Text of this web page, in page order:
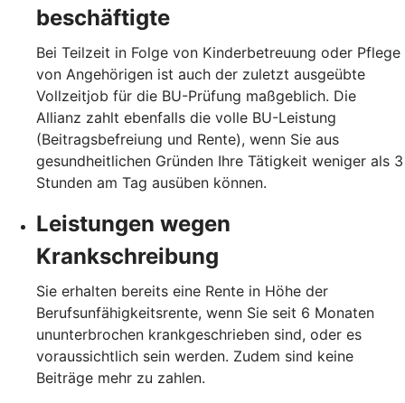
beschäftigte
Bei Teilzeit in Folge von Kinderbetreuung oder Pflege
von Angehörigen ist auch der zuletzt ausgeübte
Vollzeitjob für die BU-Prüfung maßgeblich. Die
Allianz zahlt ebenfalls die volle BU-Leistung
(Beitragsbefreiung und Rente), wenn Sie aus
gesundheitlichen Gründen Ihre Tätigkeit weniger als 3
Stunden am Tag ausüben können.
Leistungen wegen
Krankschreibung
Sie erhalten bereits eine Rente in Höhe der
Berufsunfähigkeitsrente, wenn Sie seit 6 Monaten
ununterbrochen krankgeschrieben sind, oder es
voraussichtlich sein werden. Zudem sind keine
Beiträge mehr zu zahlen.